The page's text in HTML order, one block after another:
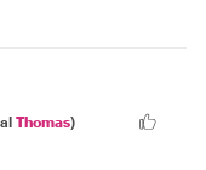
Thomas)